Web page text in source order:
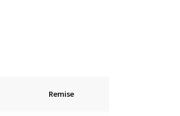
Remise